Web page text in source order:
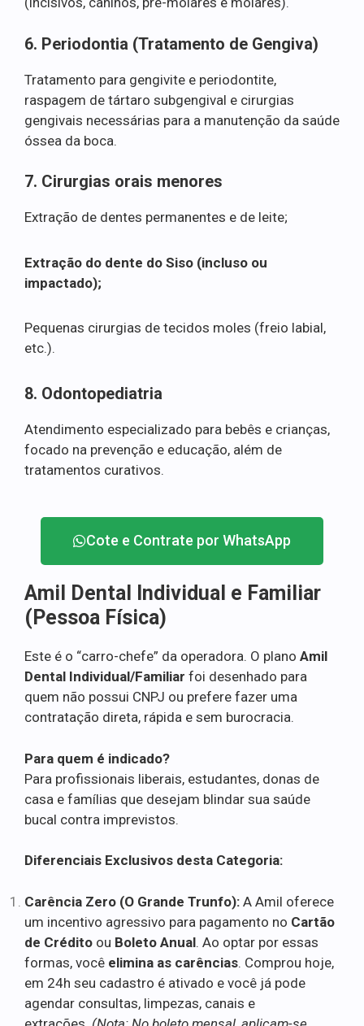
6. Periodontia (Tratamento de Gengiva)
Tratamento para gengivite e periodontite,
raspagem de tártaro subgengival e cirurgias
gengivais necessárias para a manutenção da saúde
óssea da boca.
7. Cirurgias orais menores
Extração de dentes permanentes e de leite;
Extração do dente do Siso (incluso ou
impactado);
Pequenas cirurgias de tecidos moles (freio labial,
etc.).
8. Odontopediatria
Atendimento especializado para bebês e crianças,
focado na prevenção e educação, além de
tratamentos curativos.
Cote e Contrate por WhatsApp
Amil Dental Individual e Familiar
(Pessoa Física)
Este é o “carro-chefe” da operadora. O plano Amil
Dental Individual/Familiar foi desenhado para
quem não possui CNPJ ou prefere fazer uma
contratação direta, rápida e sem burocracia.
Para quem é indicado?
Para profissionais liberais, estudantes, donas de
casa e famílias que desejam blindar sua saúde
bucal contra imprevistos.
Diferenciais Exclusivos desta Categoria:
Carência Zero (O Grande Trunfo): A Amil oferece
um incentivo agressivo para pagamento no Cartão
de Crédito ou Boleto Anual. Ao optar por essas
formas, você elimina as carências. Comprou hoje,
em 24h seu cadastro é ativado e você já pode
agendar consultas, limpezas, canais e